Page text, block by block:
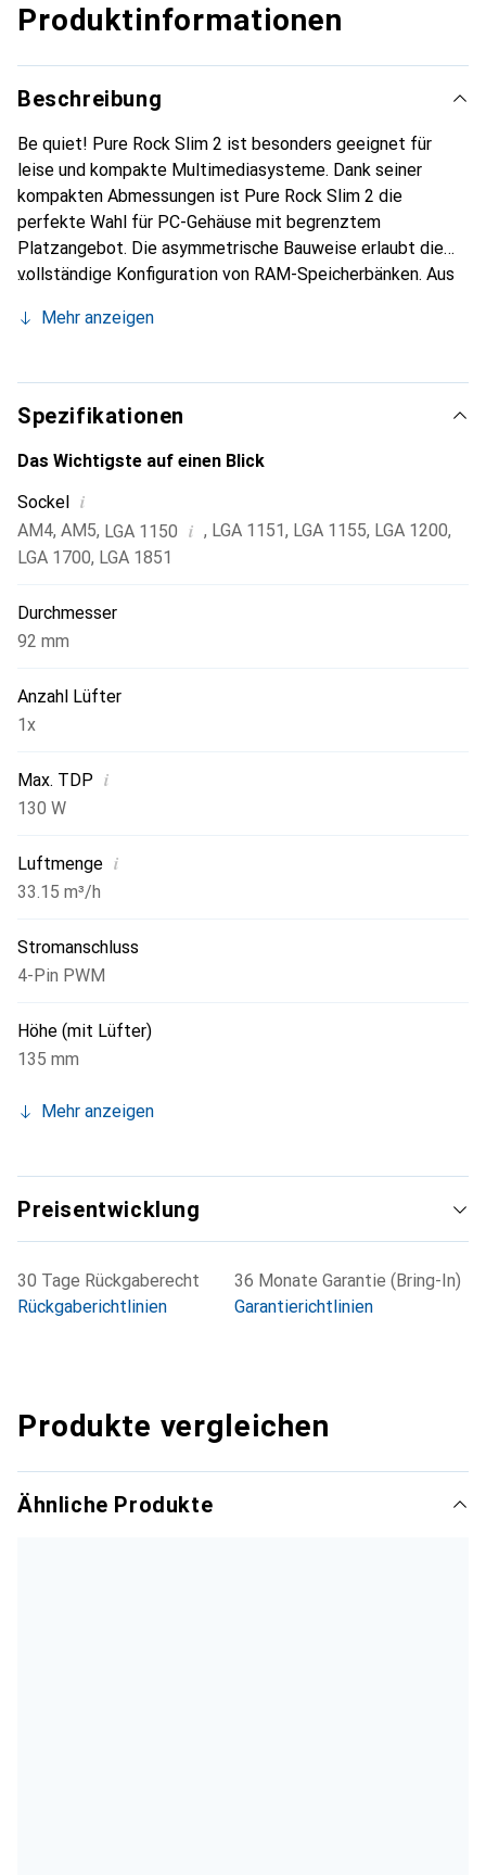
Produktinformationen
Beschreibung
Be quiet! Pure Rock Slim 2 ist besonders geeignet für
leise und kompakte Multimediasysteme. Dank seiner
kompakten Abmessungen ist Pure Rock Slim 2 die
perfekte Wahl für PC-Gehäuse mit begrenztem
Platzangebot. Die asymmetrische Bauweise erlaubt die
vollständige Konfiguration von RAM-Speicherbänken. Aus
Komponenten kompatibel und erlaubt viele
über drei Heatpipes mit Aluminiumkappen. Diese sind der
Schlüssel seiner hohen Kühlleistung, denn sie
transportieren die Wärme optimal an die Kühllamellen.
Mehr anzeigen
Spezifikationen
Das Wichtigste auf einen Blick
Sockel i
AM4, AM5, LGA 1150 i , LGA 1151, LGA 1155, LGA 1200,
LGA 1700, LGA 1851
Durchmesser
92 mm
Anzahl Lüfter
1x
Max. TDP i
130 W
Luftmenge i
33.15 m³/h
Stromanschluss
4-Pin PWM
Höhe (mit Lüfter)
135 mm
Mehr anzeigen
Preisentwicklung
30 Tage Rückgaberecht
Rückgaberichtlinien
36 Monate Garantie (Bring-In)
Garantierichtlinien
Produkte vergleichen
Ähnliche Produkte